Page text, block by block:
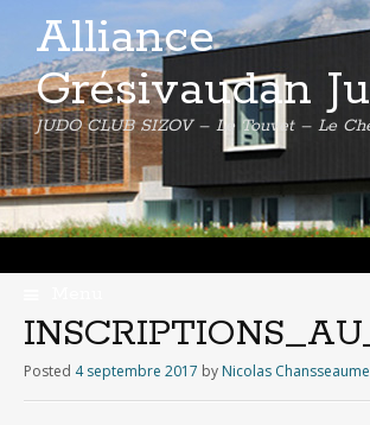
Alliance
Grésivaudan
JUDO CLUB SIZOV – Le Touvet – Le
Skip
to
content
Posted 4 septembre 2017 by Nicolas Chansseaume